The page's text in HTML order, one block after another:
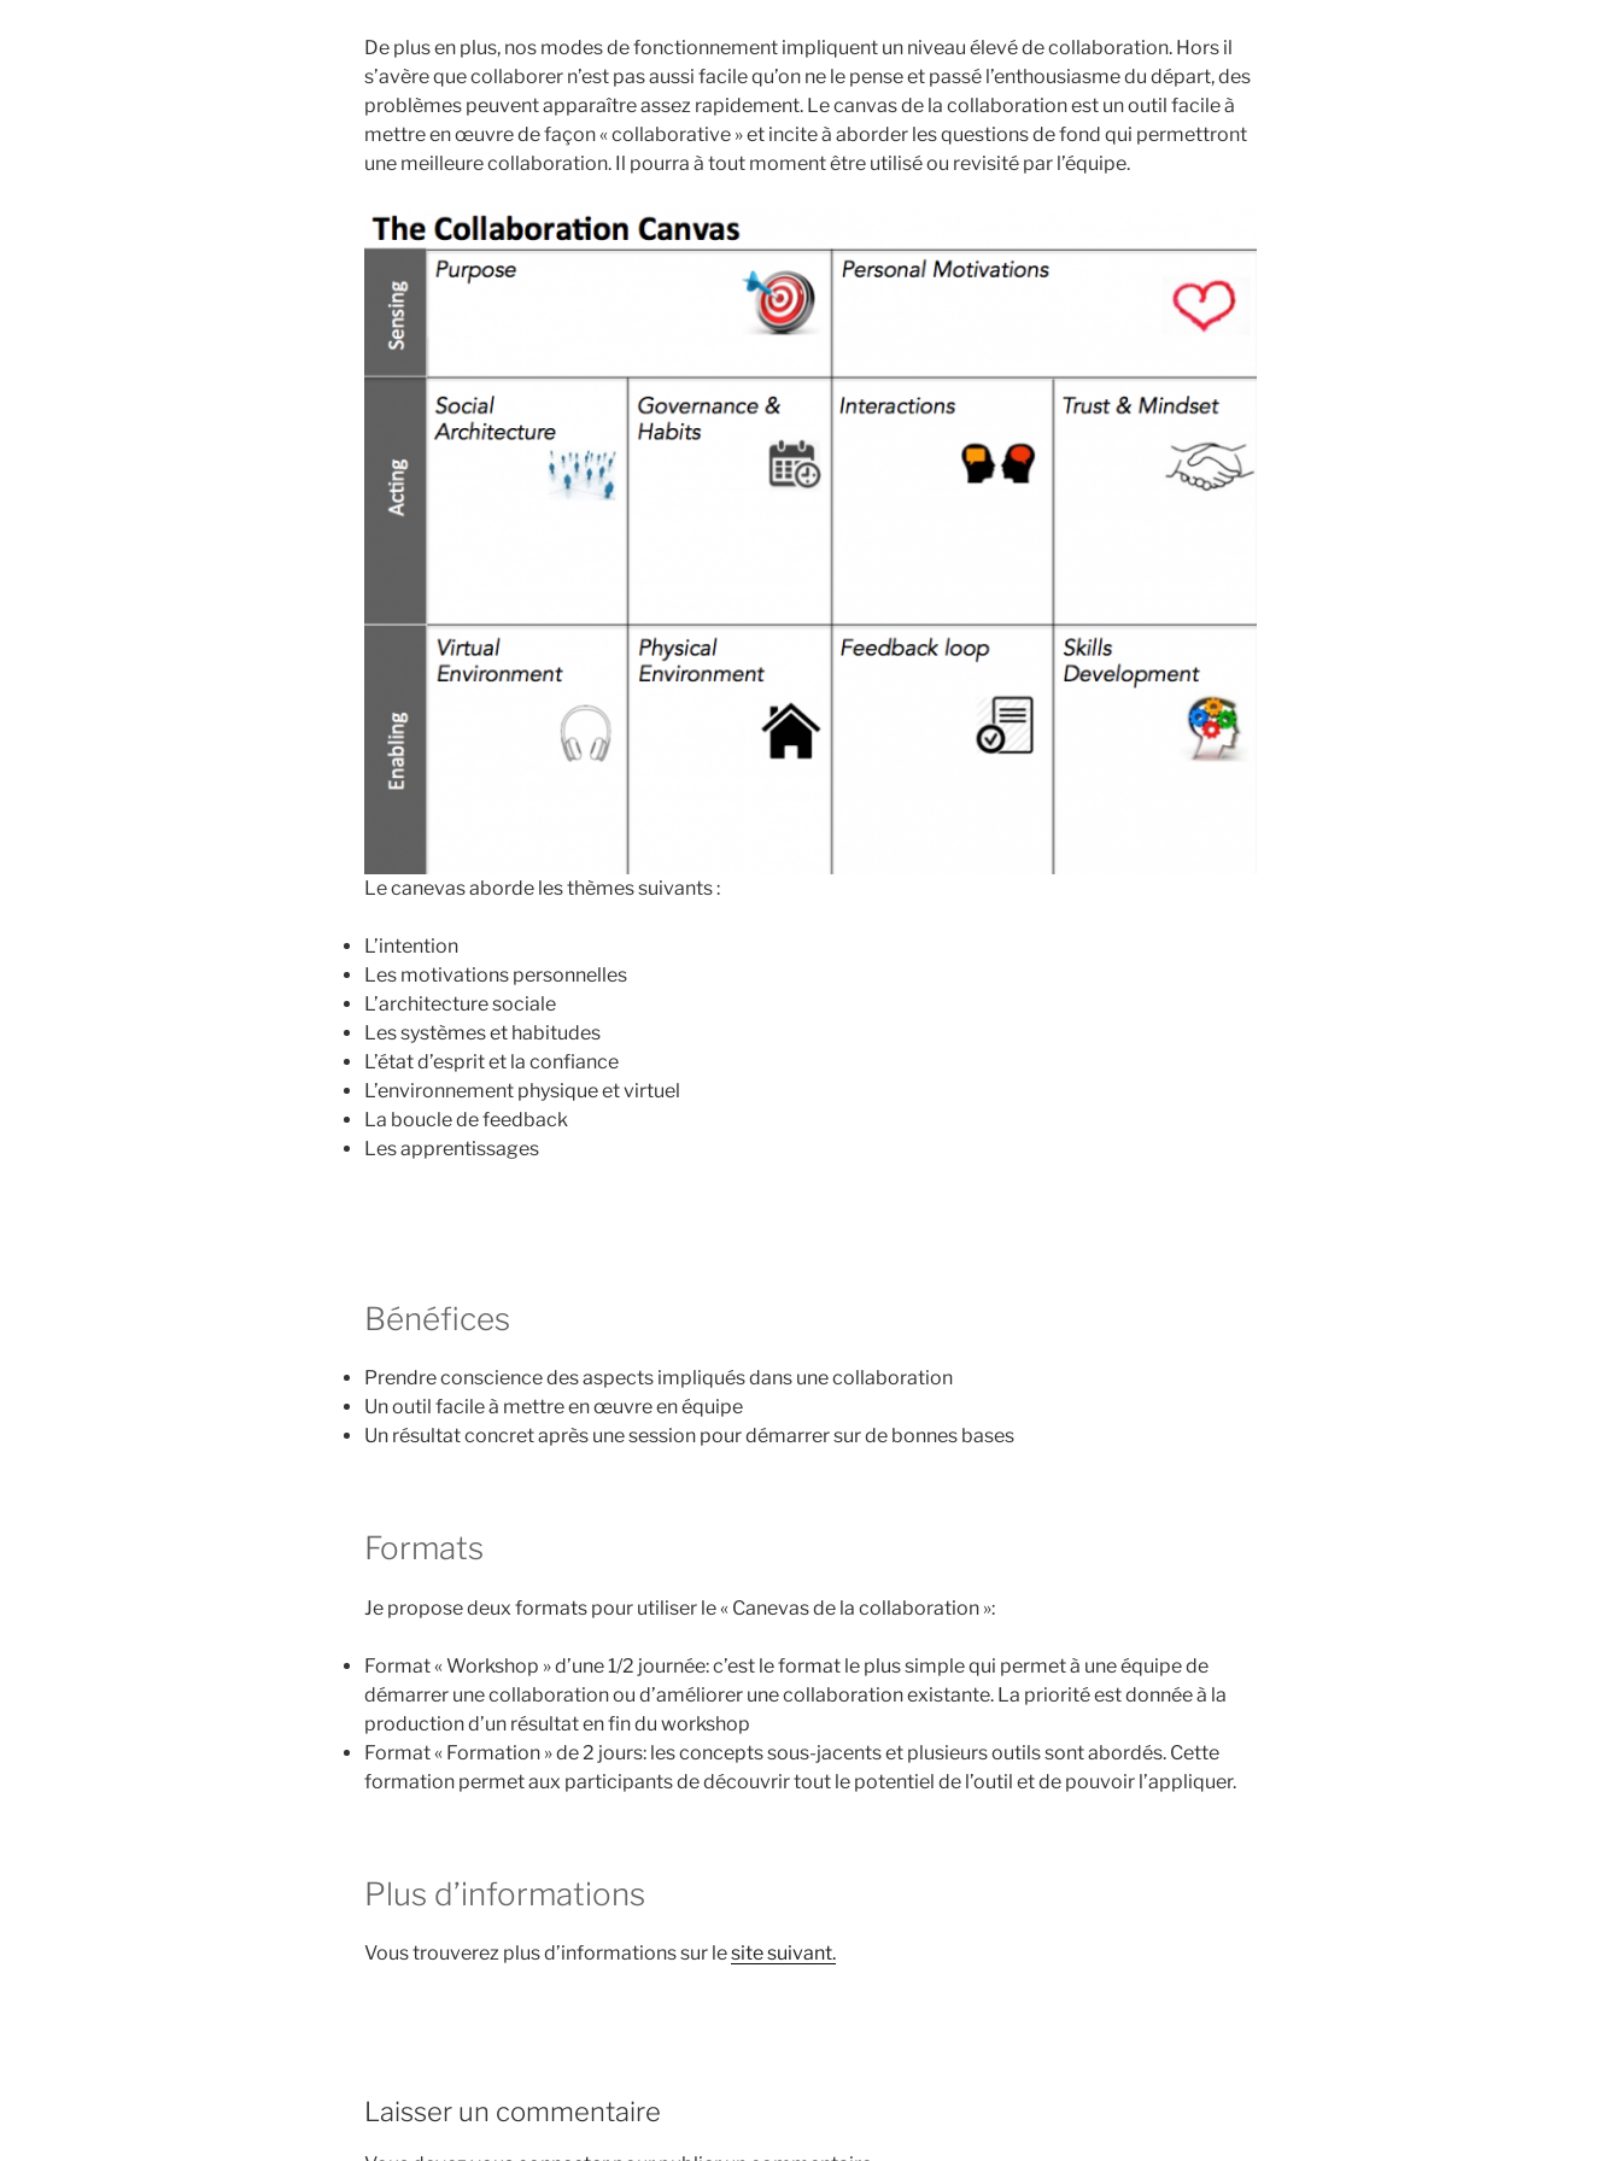
De plus en plus, nos modes de fonctionnement impliquent un niveau élevé de collaboration. Hors il
s’avère que collaborer n’est pas aussi facile qu’on ne le pense et passé l’enthousiasme du départ, des
problèmes peuvent apparaître assez rapidement. Le canvas de la collaboration est un outil facile à
mettre en œuvre de façon « collaborative » et incite à aborder les questions de fond qui permettront
une meilleure collaboration. Il pourra à tout moment être utilisé ou revisité par l’équipe.
Le canevas aborde les thèmes suivants :
L’intention
Les motivations personnelles
L’architecture sociale
Les systèmes et habitudes
L’état d’esprit et la confiance
L’environnement physique et virtuel
La boucle de feedback
Les apprentissages
Bénéfices
Prendre conscience des aspects impliqués dans une collaboration
Un outil facile à mettre en œuvre en équipe
Un résultat concret après une session pour démarrer sur de bonnes bases
Formats
Je propose deux formats pour utiliser le « Canevas de la collaboration »:
Format « Workshop » d’une 1/2 journée: c’est le format le plus simple qui permet à une équipe de
démarrer une collaboration ou d’améliorer une collaboration existante. La priorité est donnée à la
production d’un résultat en fin du workshop
Format « Formation » de 2 jours: les concepts sous-jacents et plusieurs outils sont abordés. Cette
formation permet aux participants de découvrir tout le potentiel de l’outil et de pouvoir l’appliquer.
Plus d’informations
Vous trouverez plus d’informations sur lesite suivant.
Laisser un commentaire